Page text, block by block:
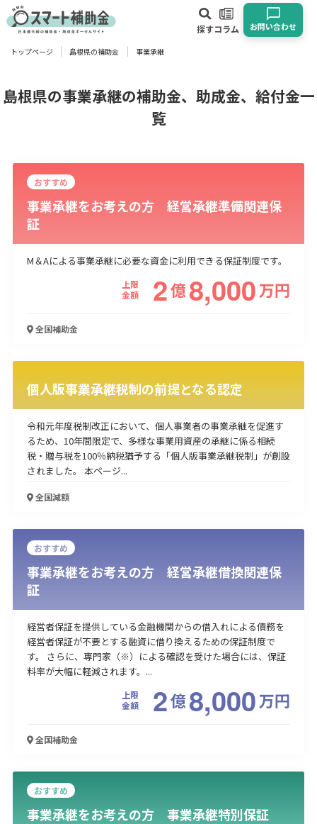
探すコラム お問い合わせ
対象
業種
物流・運輸業 製造業 情報通信業 卸売･小売業
飲食業
経営改善・経営強化 販路拡大 海外展開 設備投資
IT導入
人材採用・雇用
人材育成・福利厚生
特許・知的財産
環境・省エネ
テレワーク
受付中のみ
トップページ 島根県の補助金 事業承継
島根県の事業承継の補助金、助成金、給付金一
覧
おすすめ
事業承継をお考えの方 経営承継準備関連保
証
M＆Aによる事業承継に必要な資金に利用できる保証制度です。
上限
金額
2億8,000万円
全国補助金
個人版事業承継税制の前提となる認定
令和元年度税制改正において、個人事業者の事業承継を促進す
るため、10年間限定で、多様な事業用資産の承継に係る相続
税・贈与税を100％納税猶予する「個人版事業承継税制」が創設
されました。 本ページ...
全国減額
おすすめ
事業承継をお考えの方 経営承継借換関連保
証
経営者保証を提供している金融機関からの借入れによる債務を
経営者保証が不要とする融資に借り換えるための保証制度で
す。 さらに、専門家（※）による確認を受けた場合には、保証
料率が大幅に軽減されます。...
上限
金額
2億8,000万円
全国補助金
おすすめ
事業承継をお考えの方 事業承継特別保証